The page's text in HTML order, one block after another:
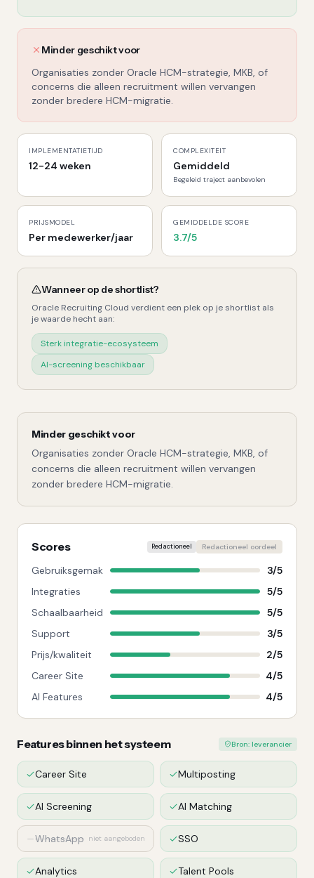
Minder geschikt voor
Organisaties zonder Oracle HCM-strategie, MKB, of
concerns die alleen recruitment willen vervangen
zonder bredere HCM-migratie.
IMPLEMENTATIETIJD
12-24 weken
COMPLEXITEIT
Gemiddeld
Begeleid traject aanbevolen
PRIJSMODEL
Per medewerker/jaar
GEMIDDELDE SCORE
3.7/5
Wanneer op de shortlist?
Oracle Recruiting Cloud verdient een plek op je shortlist als
je waarde hecht aan:
Sterk integratie-ecosysteem
AI-screening beschikbaar
Minder geschikt voor
Organisaties zonder Oracle HCM-strategie, MKB, of
concerns die alleen recruitment willen vervangen
zonder bredere HCM-migratie.
Scores Redactioneel Redactioneel oordeel
Gebruiksgemak 3/5
Integraties
5/5
Schaalbaarheid
5/5
Support
3/5
Prijs/kwaliteit
2/5
Career Site
4/5
AI Features
4/5
Features binnen het systeem Bron: leverancier
Career Site Multiposting
AI Screening AI Matching
WhatsApp niet aangeboden SSO
Analytics Talent Pools